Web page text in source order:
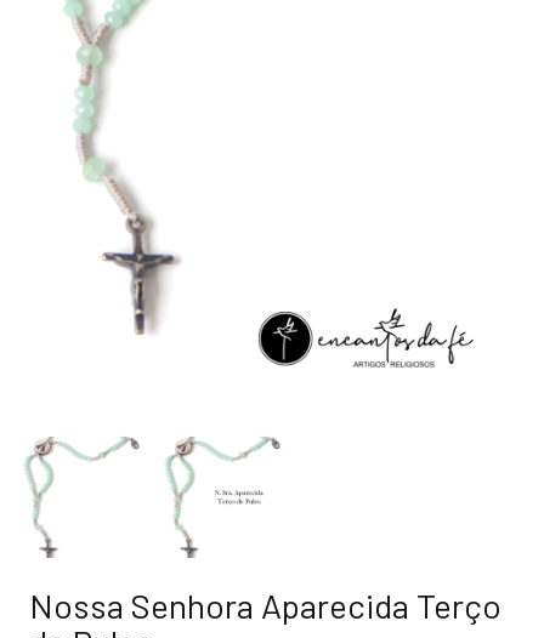
Nossa Senhora Aparecida Terço